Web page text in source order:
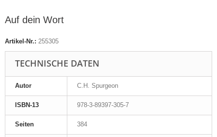
Auf dein Wort
Artikel-Nr.: 255305
TECHNISCHE DATEN
Autor C.H. Spurgeon
ISBN-13 978-3-89397-305-7
Seiten 384